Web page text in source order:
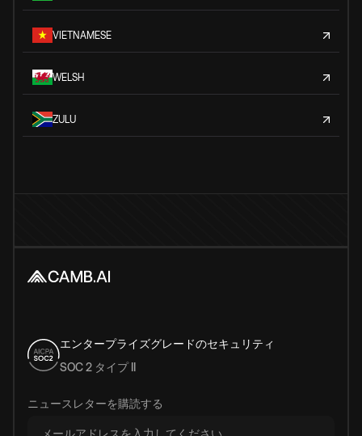
VIETNAMESE
WELSH
ZULU
エンタープライズグレードのセキュリティ
SOC 2 タイプ II
ニュースレターを購読する